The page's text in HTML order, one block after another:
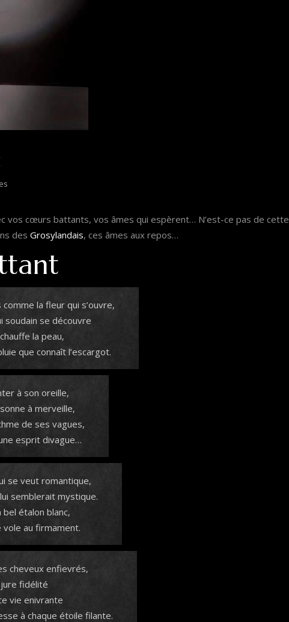
vos cœurs battants, vos âmes qui espèrent… N’est-ce pas de cette
des Grosylandais, ces âmes aux repos…
la fleur qui s’ouvre,
soudain se découvre
la peau,
que connaît l’escargot.
à son oreille,
à merveille,
de ses vagues,
esprit divague…
se veut romantique,
semblerait mystique.
bel étalon blanc,
vole au firmament.
cheveux enfievrés,
fidélité
vie enivrante
à chaque étoile filante.